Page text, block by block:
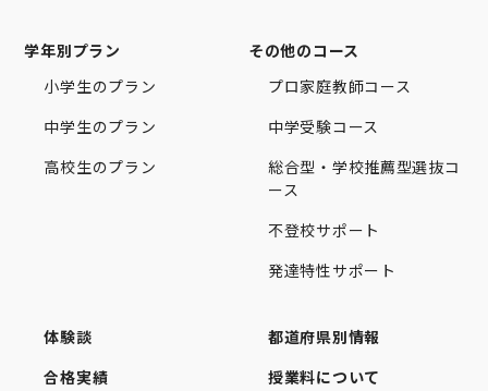
学年別プラン
小学生のプラン
中学生のプラン
高校生のプラン
その他のコース
プロ家庭教師コース
中学受験コース
総合型・学校推薦型選抜コ
ース
不登校サポート
発達特性サポート
体験談
合格実績
都道府県別情報
授業料について